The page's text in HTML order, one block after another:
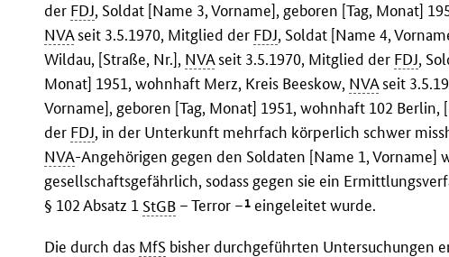
der FDJ, Soldat [Name 3, Vorname], geboren [Tag, Monat]
NVAseit 3.5.1970, Mitglied der FDJ, Soldat [Name 4,
Wildau, [Straße, Nr.], NVAseit 3.5.1970, Mitglied der FDJ,
Monat] 1951, wohnhaft Merz, Kreis Beeskow, NVAseit
Vorname], geboren [Tag, Monat] 1951, wohnhaft 102 Berlin,
der FDJ, in der Unterkunft mehrfach körperlich schwer
NVA-Angehörigen gegen den Soldaten [Name 1, Vorname]
gesellschaftsgefährlich, sodass gegen sie ein
§ 102 Absatz 1 StGB – Terror –1 eingeleitet wurde.
Die durch das MfS bisher durchgeführten Untersuchungen